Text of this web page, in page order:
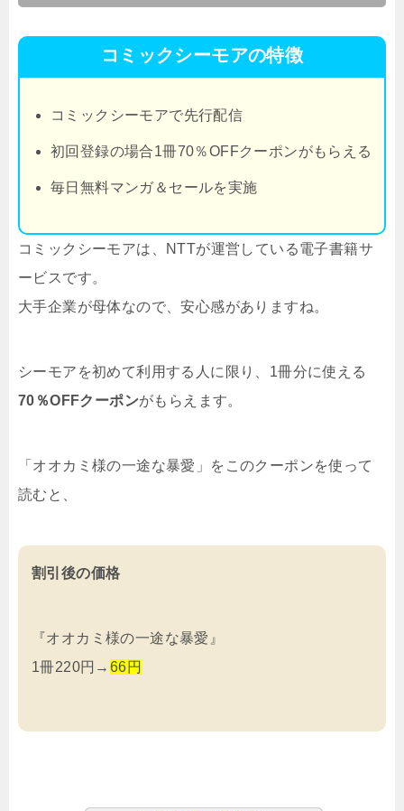
コミックシーモアの特徴
コミックシーモアで先行配信
初回登録の場合1冊70％OFFクーポンがもらえる
毎日無料マンガ＆セールを実施
コミックシーモアは、NTTが運営している電子書籍サ
ービスです。
大手企業が母体なので、安心感がありますね。
シーモアを初めて利用する人に限り、1冊分に使える
70％OFFクーポンがもらえます。
「オオカミ様の一途な暴愛」をこのクーポンを使って
読むと、
割引後の価格
『オオカミ様の一途な暴愛』
1冊220円→ 66円